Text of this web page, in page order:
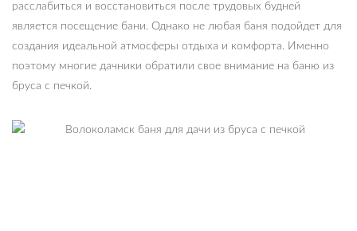
расслабиться и восстановиться после трудовых будней
является посещение бани. Однако не любая баня подойдет для
создания идеальной атмосферы отдыха и комфорта. Именно
поэтому многие дачники обратили свое внимание на баню из
бруса с печкой.